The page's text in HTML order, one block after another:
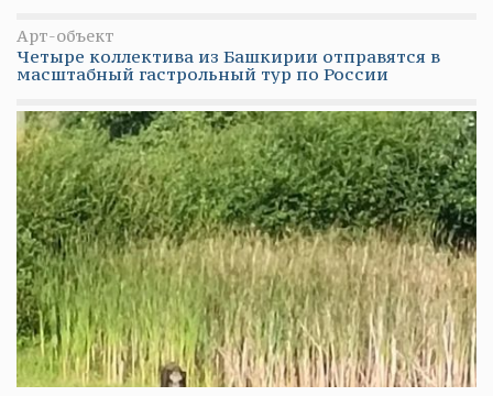
Арт-объект
Четыре коллектива из Башкирии отправятся в
масштабный гастрольный тур по России